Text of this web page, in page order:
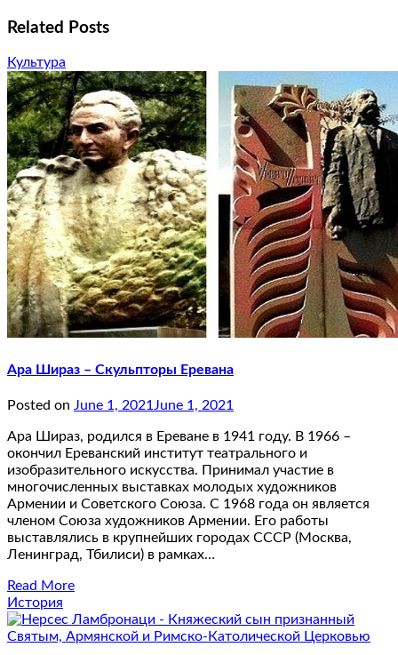
Related Posts
Культура
Ара Шираз – Скульпторы Еревана
Posted on June 1, 2021 June 1, 2021
Ара Шираз, родился в Ереване в 1941 году. В 1966 –
окончил Ереванский институт театрального и
изобразительного искусства. Принимал участие в
многочисленных выставках молодых художников
Армении и Советского Союза. С 1968 года он является
членом Союза художников Армении. Его работы
выставлялись в крупнейших городах СССР (Москва,
Ленинград, Тбилиси) в рамках…
Read More
История